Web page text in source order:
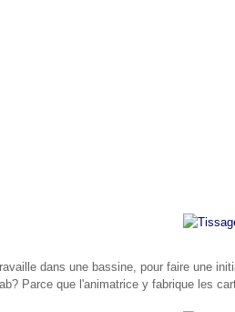
dans une bassine, pour faire une
Parce que l'animatrice y fabrique les